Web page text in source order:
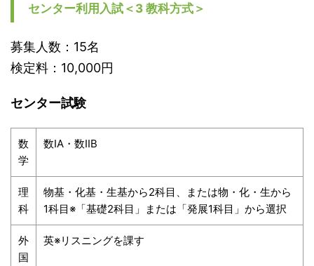
センター利用入試＜3 教科方式＞
募集人数：15名
検定料：10,000円
センター試験
数
学
数IA・数IIB
理
科
物基・化基・生基から2科目、または物・化・生から
1科目※「基礎2科目」または「発展1科目」から選択
外
国
英※リスニングを課す